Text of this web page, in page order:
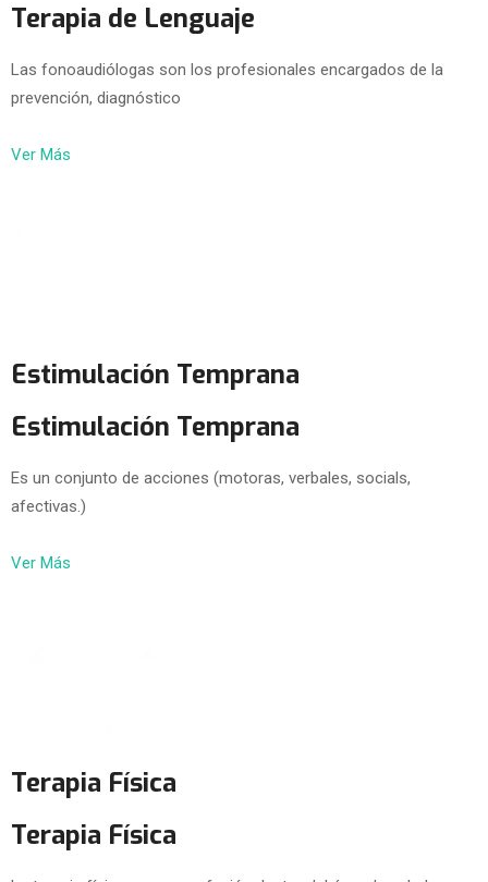
Terapia de Lenguaje
Las fonoaudiólogas son los profesionales encargados de la
prevención, diagnóstico
Ver Más
Estimulación Temprana
Estimulación Temprana
Es un conjunto de acciones (motoras, verbales, socials,
afectivas.)
Ver Más
Terapia Física
Terapia Física